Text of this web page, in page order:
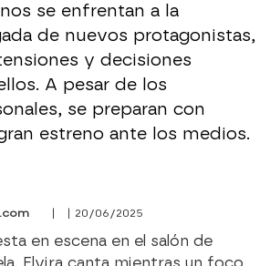
se enfrentan a la
de nuevos protagonistas,
y decisiones
A pesar de los
se preparan con
estreno ante los medios.
| | 20/06/2025
en escena en el salón de